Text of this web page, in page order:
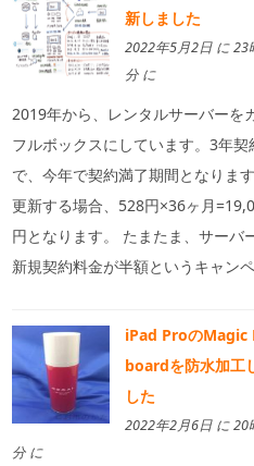
新しました
2022年5月2日 に 23
分 に
2019年から、レンタルサーバーを
フルボックスにしています。3年契
で、今年で契約満了期間となります
更新する場合、528円×36ヶ月
円となります。 たまたま、サーバ
新規契約料金が半額というキャンペ
iPad ProのMagic
boardを防水加工
した
2022年2月6日 に 20
分 に